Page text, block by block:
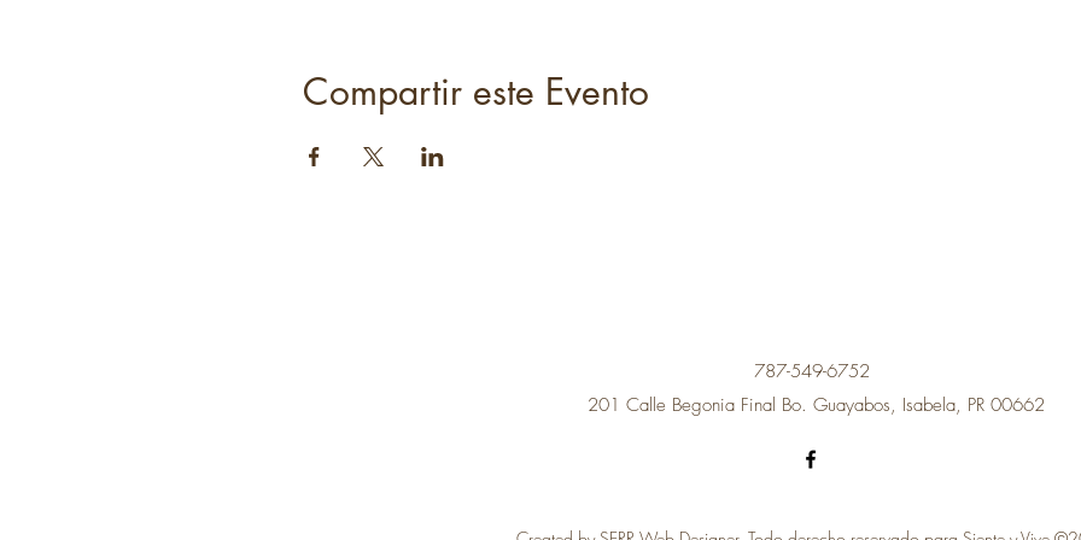
Compartir este Evento
787-549-6752
201 Calle Begonia Final Bo. Guayabos, Isabela, PR 00662